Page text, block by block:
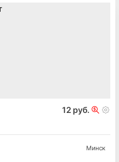
12 руб.
Минск